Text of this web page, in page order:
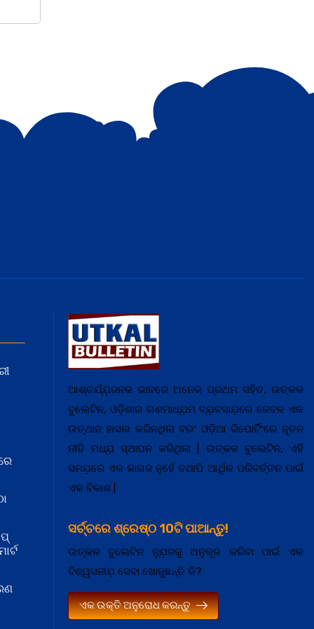
ଆଶ୍ଚର୍ଯ୍ଯ଼ଜନକ ଭାବରେ ଅନେକ ପ୍ରଥମ ସହିତ, ଉତ୍କଳ
ବୁଲେଟିନ, ଓଡ଼ିଶାର ଗଣମାଧ୍ଯ଼ମ ବ୍ଯ଼ବସାଯ଼ରେ କେବଳ ଏକ
ଉତ୍ଥାନ ହାସଲ କରିନଥିଲା ବରଂ ଓଡ଼ିଆ ରିପୋର୍ଟିଂରେ ନୂତନ
ନୀତି ମଧ୍ଯ଼ ସ୍ଥାପନ କରିଥିଲା | ଉତ୍କଳ ବୁଲେଟିନ, ଏହି
ସମଯ଼ରେ ଏକ କାଗଜ ନୁହେଁ ତଥାପି ଆର୍ଥିକ ପରିବର୍ତ୍ତନ ପାଇଁ
ଏକ ବିକାଶ |
ସର୍ଚ୍ଚରେ ଶ୍ରେଷ୍ଠ 10ଟି ପାଆନ୍ତୁ!
ଉତ୍କଳ ବୁଲେଟିନ ନ୍ଯ଼ୁଜକୁ ଅନୁକୂଳ କରିବା ପାଇଁ ଏକ
ବିଶ୍ୱସନୀଯ଼ ସେବା ଖୋଜୁଛନ୍ତି କି?
ଏକ ଉକ୍ତି ଅନୁରୋଧ କରନ୍ତୁ